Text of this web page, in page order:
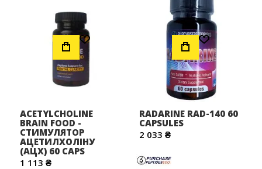
Додати до Списку Бажань
ACETYLCHOLINE
BRAIN FOOD -
СТИМУЛЯТОР
АЦЕТИЛХОЛІНУ
(АЦХ) 60 CAPS
1 113 ₴
Додати до Списку Бажань
RADARINE RAD-140 60
CAPSULES
2 033 ₴